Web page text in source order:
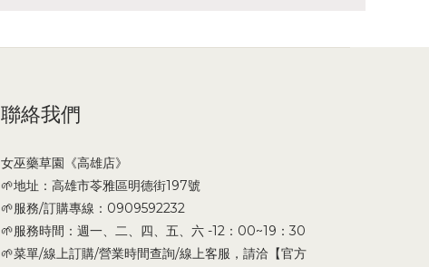
聯絡我們
女巫藥草園《高雄店》
🌱地址：高雄市苓雅區明德街197號
🌱服務/訂購專線：0909592232
🌱服務時間：週一、二、四、五、六 -12：00~19：30
🌱菜單/線上訂購/營業時間查詢/線上客服，請洽【官方